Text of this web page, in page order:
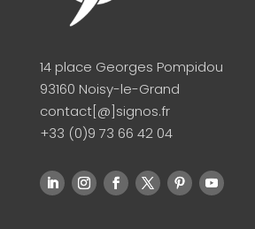
14 place Georges Pompidou
93160 Noisy-le-Grand
contact[@]signos.fr
+33 (0)9 73 66 42 04